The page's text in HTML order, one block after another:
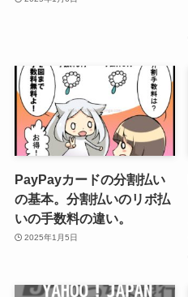
PayPayカードの分割払い
の基本。分割払いのリボ払
いの手数料の違い。
2025年1月5日